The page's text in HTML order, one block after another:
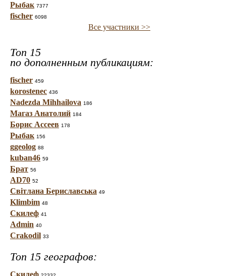
Рыбак 7377
fischer 6098
Все участники >>
Топ 15
по дополненным публикациям:
fischer 459
korostenec 436
Nadezda Mihhailova 186
Магаз Анатолий 184
Борис Ассеев 178
Рыбак 156
ggeolog 88
kuban46 59
Брат 56
AD70 52
Світлана Бериславська 49
Klimbim 48
Скилеф 41
Admin 40
Crakodil 33
Топ 15 географов:
Скилеф